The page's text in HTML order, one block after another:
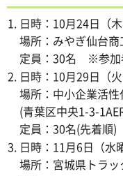
日時：10月24日（
場所：みやぎ仙台
定員：30名 ※参加
日時：10月29日（
場所：中小企業活
(青葉区中央1-3-
定員：30名(先着順
日時：11月6日（
場所：宮城県トラ